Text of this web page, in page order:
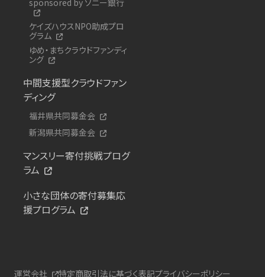
ケイズハウスNPO助成プロ
グラム
ゆめ・まちクラウドファンディ
ング
中間支援型クラウドファン
ディング
福井県共同募金会
新潟県共同募金会
マンスリー寄付挑戦プログ
ラム
小さな団体の寄付募集応
援プログラム
運営会社 特定商取引法に基づく表記プライバシーポリシー